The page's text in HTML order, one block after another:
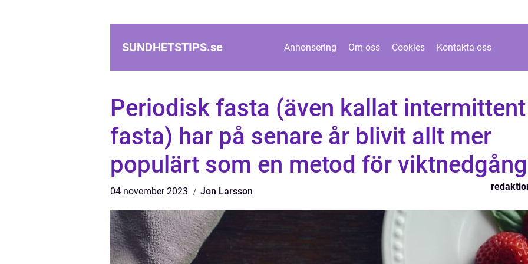
SUNDHETSTIPS.se Annonsering Om oss Cookies Kontakta oss
Periodisk fasta (även kallat intermittent
fasta) har på senare år blivit allt mer
populärt som en metod för viktnedgång
04 november 2023 Jon Larsson